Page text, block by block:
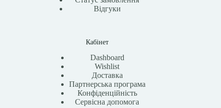
Відгуки
Кабінет
Dashboard
Wishlist
Доставка
Партнерська програма
Конфіденційність
Сервісна допомога